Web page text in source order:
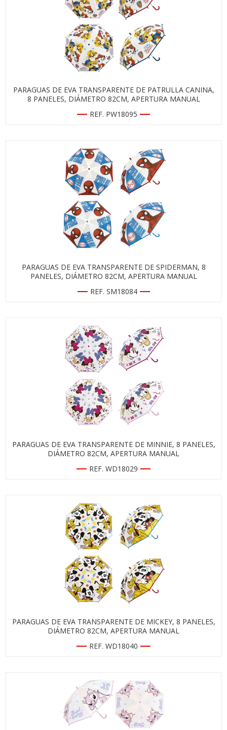
PARAGUAS DE EVA TRANSPARENTE DE PATRULLA CANINA,
8 PANELES, DIÁMETRO 82CM, APERTURA MANUAL
REF. PW18095
PARAGUAS DE EVA TRANSPARENTE DE SPIDERMAN, 8
PANELES, DIÁMETRO 82CM, APERTURA MANUAL
REF. SM18084
PARAGUAS DE EVA TRANSPARENTE DE MINNIE, 8 PANELES,
DIÁMETRO 82CM, APERTURA MANUAL
REF. WD18029
PARAGUAS DE EVA TRANSPARENTE DE MICKEY, 8 PANELES,
DIÁMETRO 82CM, APERTURA MANUAL
REF. WD18040